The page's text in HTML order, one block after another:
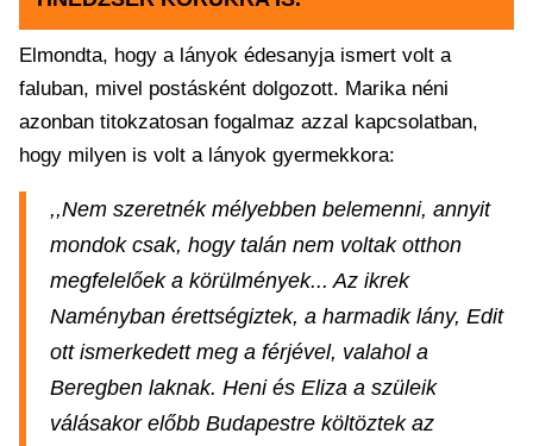
Elmondta, hogy a lányok édesanyja ismert volt a
faluban, mivel postásként dolgozott. Marika néni
azonban titokzatosan fogalmaz azzal kapcsolatban,
hogy milyen is volt a lányok gyermekkora:
,,Nem szeretnék mélyebben belemenni, annyit
mondok csak, hogy talán nem voltak otthon
megfelelőek a körülmények... Az ikrek
Naményban érettségiztek, a harmadik lány, Edit
ott ismerkedett meg a férjével, valahol a
Beregben laknak. Heni és Eliza a szüleik
válásakor előbb Budapestre költöztek az